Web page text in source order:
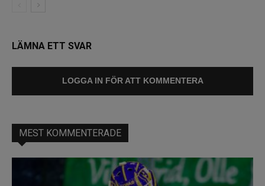
LÄMNA ETT SVAR
LOGGA IN FÖR ATT KOMMENTERA
MEST KOMMENTERADE